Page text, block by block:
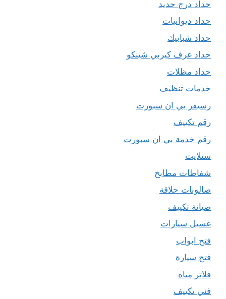
حداد درج حديد
حداد ديوانيات
حداد شبابيك
حداد غرف كيربي شينكو
حداد مظلات
خدمات تنظيف
رسيفر بي ان سبورت
رقم تكييف
رقم خدمة بي ان سبورت
ستلايت
شفاطات مطابخ
صالونات حلاقة
صيانة تكييف
غسيل سيارات
فتح ابواب
فتح سيارة
فلاتر مياه
فني تكييف